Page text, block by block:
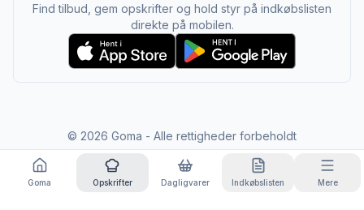
Find tilbud, gem opskrifter og hold styr på indkøbslisten
direkte på mobilen.
© 2026 Goma - Alle rettigheder forbeholdt
Goma Opskrifter Dagligvarer Indkøbslisten Mere